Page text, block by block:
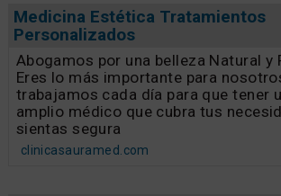
Medicina Estética Tratamientos
Personalizados
Abogamos por una belleza Natural y
Eres lo más importante para
trabajamos cada día para que tener
amplio médico que cubra tus
sientas segura
clinicasauramed.com